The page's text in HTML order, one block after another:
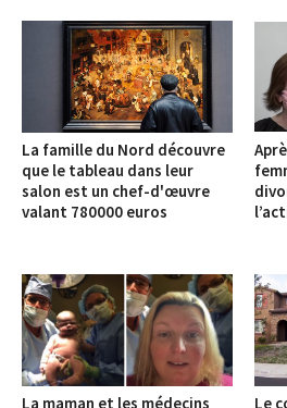
La famille du Nord découvre
que le tableau dans leur
salon est un chef-d'œuvre
valant 780000 euros
La maman et les médecins Le